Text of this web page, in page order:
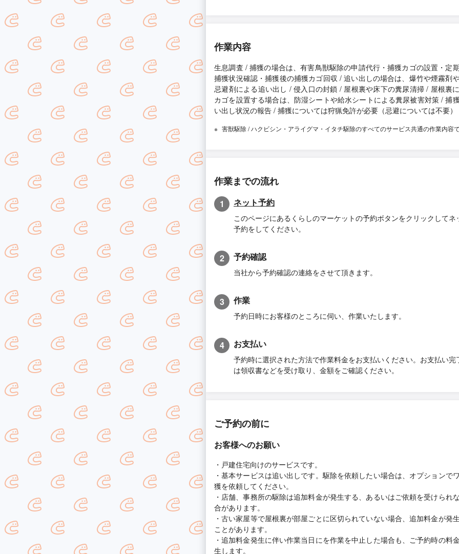
作業内容
生息調査 / 捕獲の場合は、有害鳥獣駆除の申請代行・捕獲カゴの設置・定
捕獲状況確認・捕獲後の捕獲カゴ回収 / 追い出しの場合は、爆竹や煙霧剤
忌避剤による追い出し / 侵入口の封鎖 / 屋根裏や床下の糞尿清掃 / 屋根裏
カゴを設置する場合は、防湿シートや給水シートによる糞尿被害対策 / 捕
い出し状況の報告 / 捕獲については狩猟免許が必要（忌避については不要）
害獣駆除 / ハクビシン・アライグマ・イタチ駆除のすべてのサービス共通の作業内容
作業までの流れ
1 ネット予約
このページにあるくらしのマーケットの予約ボタンをクリックしてネ
予約をしてください。
2 予約確認
当社から予約確認の連絡をさせて頂きます。
3 作業
予約日時にお客様のところに伺い、作業いたします。
4 お支払い
予約時に選択された方法で作業料金をお支払いください。お支払い完
は領収書などを受け取り、金額をご確認ください。
ご予約の前に
お客様へのお願い
・戸建住宅向けのサービスです。
・基本サービスは追い出しです。駆除を依頼したい場合は、オプションで
獲を依頼してください。
・店舗、事務所の駆除は追加料金が発生する、あるいはご依頼を受けられ
合があります。
・古い家屋等で屋根裏が部屋ごとに区切られていない場合、追加料金が発
ことがあります。
・追加料金発生に伴い作業当日にを作業を中止した場合も、ご予約時の料
生します。